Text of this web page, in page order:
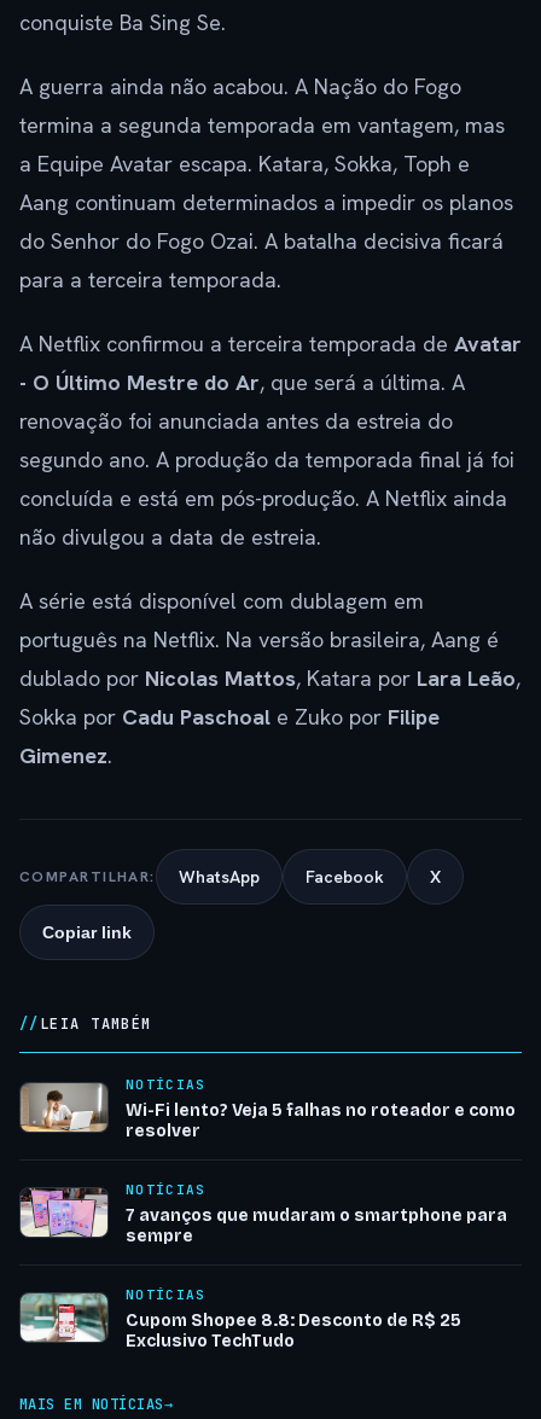
conquiste Ba Sing Se.
A guerra ainda não acabou. A Nação do Fogo
termina a segunda temporada em vantagem, mas
a Equipe Avatar escapa. Katara, Sokka, Toph e
Aang continuam determinados a impedir os planos
do Senhor do Fogo Ozai. A batalha decisiva ficará
para a terceira temporada.
A Netflix confirmou a terceira temporada de Avatar
- O Último Mestre do Ar, que será a última. A
renovação foi anunciada antes da estreia do
segundo ano. A produção da temporada final já foi
concluída e está em pós-produção. A Netflix ainda
não divulgou a data de estreia.
A série está disponível com dublagem em
português na Netflix. Na versão brasileira, Aang é
dublado por Nicolas Mattos, Katara por Lara Leão,
Sokka por Cadu Paschoal e Zuko por Filipe
Gimenez.
COMPARTILHAR: WhatsApp Facebook X
Copiar link
LEIA TAMBÉM
NOTÍCIAS
Wi-Fi lento? Veja 5 falhas no roteador e como
resolver
NOTÍCIAS
7 avanços que mudaram o smartphone para
sempre
NOTÍCIAS
Cupom Shopee 8.8: Desconto de R$ 25
Exclusivo TechTudo
MAIS EM NOTÍCIAS